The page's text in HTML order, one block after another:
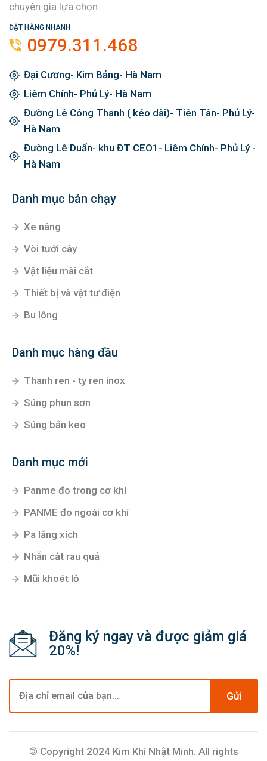
chuyên gia lựa chọn.
ĐẶT HÀNG NHANH
0979.311.468
Đại Cương- Kim Bảng- Hà Nam
Liêm Chính- Phủ Lý- Hà Nam
Đường Lê Công Thanh ( kéo dài)- Tiên Tân- Phủ Lý-
Hà Nam
Đường Lê Duẩn- khu ĐT CEO1- Liêm Chính- Phủ Lý -
Hà Nam
Danh mục bán chạy
Xe nâng
Vòi tưới cây
Vật liệu mài cắt
Thiết bị và vật tư điện
Bu lông
Danh mục hàng đầu
Thanh ren - ty ren inox
Súng phun sơn
Súng bắn keo
Danh mục mới
Panme đo trong cơ khí
PANME đo ngoài cơ khí
Pa lăng xích
Nhẵn cắt rau quả
Mũi khoét lỗ
Đăng ký ngay và được giảm giá
20%!
Gửi
© Copyright 2024 Kim Khí Nhật Minh. All rights